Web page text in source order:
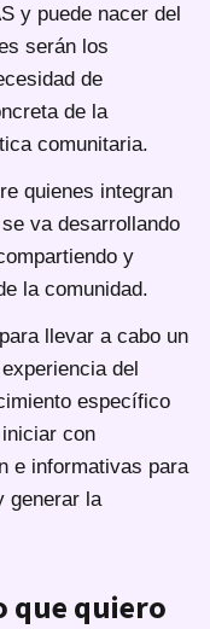
y puede nacer del
serán los
de
de la
comunitaria.
quienes integran
va desarrollando
y
la comunidad.
llevar a cabo un
del
específico
con
e informativas para
generar la
que quiero